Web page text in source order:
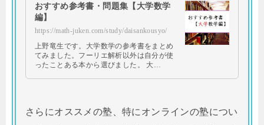
おすすめ参考書・問題集【大学数学
編】
https://math-juken.com/study/daisankousyo/
上野竜生です。大学数学の参考書をまとめ
てみました。フーリエ解析以外は自分が使
ったことある本から選びました。 大…
さらにオススメの塾、特にオンラインの塾につい